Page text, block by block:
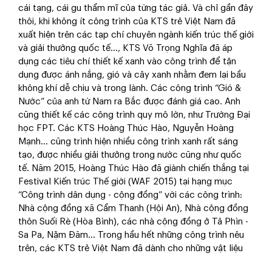
cái tạng, cái gu thẩm mĩ của từng tác giả. Và chỉ gần đây
thôi, khi không ít công trình của KTS trẻ Việt Nam đã
xuất hiện trên các tạp chí chuyên ngành kiến trúc thế giới
và giải thưởng quốc tế…, KTS Võ Trọng Nghĩa đã áp
dụng các tiêu chí thiết kế xanh vào công trình để tận
dụng được ánh nắng, gió và cây xanh nhằm đem lại bầu
không khí dễ chịu và trong lành. Các công trình “Gió &
Nước” của anh từ Nam ra Bắc được đánh giá cao. Anh
cũng thiết kế các công trình quy mô lớn, như Trường Đại
học FPT. Các KTS Hoàng Thúc Hào, Nguyễn Hoàng
Mạnh... cũng trình hiện nhiều công trình xanh rất sáng
tạo, được nhiều giải thưởng trong nước cũng như quốc
tế. Năm 2015, Hoàng Thúc Hào đã giành chiến thắng tại
Festival Kiến trúc Thế giới (WAF 2015) tại hạng mục
“Công trình dân dụng - cộng đồng” với các công trình:
Nhà cộng đồng xã Cẩm Thanh (Hội An), Nhà cộng đồng
thôn Suối Rè (Hòa Bình), các nhà cộng đồng ở Tả Phìn -
Sa Pa, Nặm Đăm... Trong hầu hết những công trình nêu
trên, các KTS trẻ Việt Nam đã dành cho những vật liệu